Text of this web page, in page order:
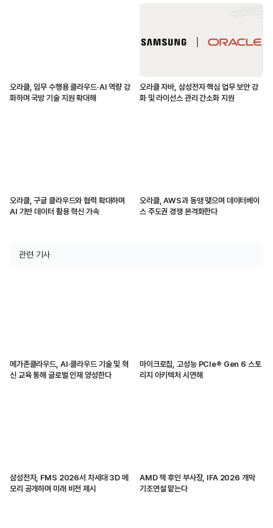
오라클, 임무 수행용 클라우드·AI 역량 강
화하며 국방 기술 지원 확대해
오라클 자바, 삼성전자 핵심 업무 보안 강
화 및 라이선스 관리 간소화 지원
오라클, 구글 클라우드와 협력 확대하며
AI 기반 데이터 활용 혁신 가속
오라클, AWS과 동맹 맺으며 데이터베이
스 주도권 경쟁 본격화한다
관련 기사
메가존클라우드, AI·클라우드 기술 및 혁
신 교육 통해 글로벌 인재 양성한다
마이크로칩, 고성능 PCIe® Gen 6 스토
리지 아키텍처 시연해
삼성전자, FMS 2026서 차세대 3D 메
모리 공개하며 미래 비전 제시
AMD 잭 후인 부사장, IFA 2026 개막
기조연설 맡는다